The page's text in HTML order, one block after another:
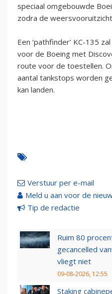
speciaal omgebouwde
zodra de
Een ‘pathfinder’ KC-135
voor de Boeing met
route voor de toestellen.
aantal tankstops worden
kan landen.
Verstuur per e-mail
Meld u aan voor de
Tip de redactie
Ruim 80
gecancelled
vliegt niet
09-08-2026, 12:55
Staking